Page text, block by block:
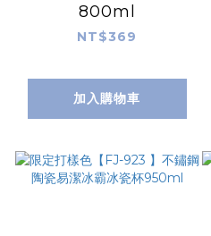
800ml
NT$369
加入購物車